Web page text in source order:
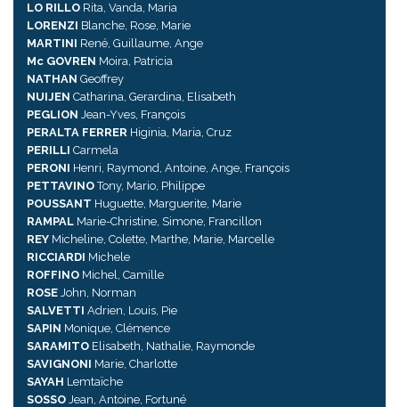
LO RILLO Rita, Vanda, Maria
LORENZI Blanche, Rose, Marie
MARTINI René, Guillaume, Ange
Mc GOVREN Moira, Patricia
NATHAN Geoffrey
NUIJEN Catharina, Gerardina, Elisabeth
PEGLION Jean-Yves, François
PERALTA FERRER Higinia, Maria, Cruz
PERILLI Carmela
PERONI Henri, Raymond, Antoine, Ange, François
PETTAVINOTony, Mario, Philippe
POUSSANT Huguette, Marguerite, Marie
RAMPAL Marie-Christine, Simone, Francillon
REY Micheline, Colette, Marthe, Marie, Marcelle
RICCIARDI Michele
ROFFINO Michel, Camille
ROSE John, Norman
SALVETTI Adrien, Louis, Pie
SAPIN Monique, Clémence
SARAMITO Elisabeth, Nathalie, Raymonde
SAVIGNONI Marie, Charlotte
SAYAH Lemtaïche
SOSSO Jean, Antoine, Fortuné